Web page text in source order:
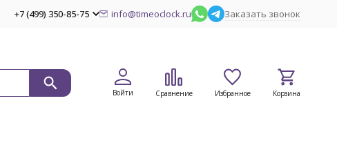
+7 (499) 350-85-75 info@timeoclock.ru Заказать звонок
Войти Сравнение Избранное Корзина